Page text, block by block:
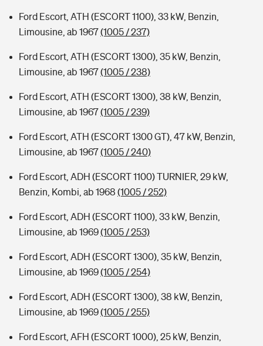
Ford Escort, ATH (ESCORT 1100), 33 kW, Benzin,
Limousine, ab 1967(1005 / 237)
Ford Escort, ATH (ESCORT 1300), 35 kW, Benzin,
Limousine, ab 1967(1005 / 238)
Ford Escort, ATH (ESCORT 1300), 38 kW, Benzin,
Limousine, ab 1967(1005 / 239)
Ford Escort, ATH (ESCORT 1300 GT), 47 kW, Benzin,
Limousine, ab 1967(1005 / 240)
Ford Escort, ADH (ESCORT 1100) TURNIER, 29 kW,
Benzin, Kombi, ab 1968 (1005 / 252)
Ford Escort, ADH (ESCORT 1100), 33 kW, Benzin,
Limousine, ab 1969(1005 / 253)
Ford Escort, ADH (ESCORT 1300), 35 kW, Benzin,
Limousine, ab 1969(1005 / 254)
Ford Escort, ADH (ESCORT 1300), 38 kW, Benzin,
Limousine, ab 1969(1005 / 255)
Ford Escort, AFH (ESCORT 1000), 25 kW, Benzin,